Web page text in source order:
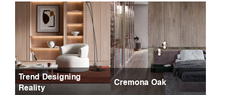
Trend Designing
Reality
Cremona Oak